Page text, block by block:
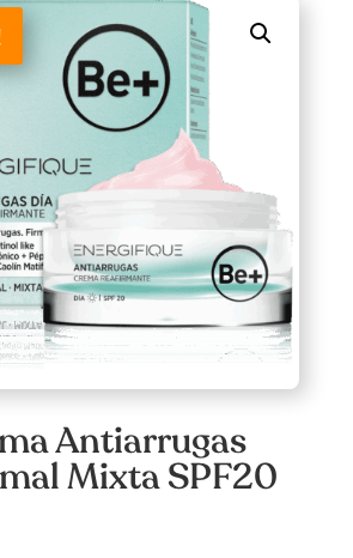
Antiarrugas
Mixta SPF20